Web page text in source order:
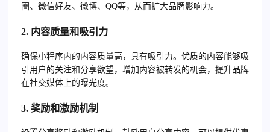
圈、微信好友、微博、QQ等，从而扩大品牌影响力。
2. 内容质量和吸引力
确保小程序内的内容质量高，具有吸引力。优质的内容能够吸
引用户的关注和分享欲望，增加内容被转发的机会，提升品牌
在社交媒体上的曝光度。
3. 奖励和激励机制